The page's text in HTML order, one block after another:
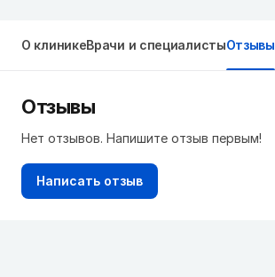
О клиникеВрачи и специалистыОтзывы
Отзывы
Нет отзывов. Напишите отзыв первым!
Написать отзыв